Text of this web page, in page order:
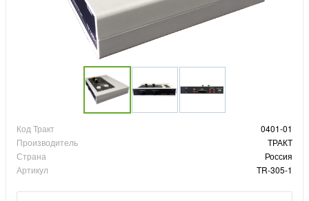
Код Тракт
0401-01
Производитель
ТРАКТ
Страна
Россия
Артикул
TR-305-1